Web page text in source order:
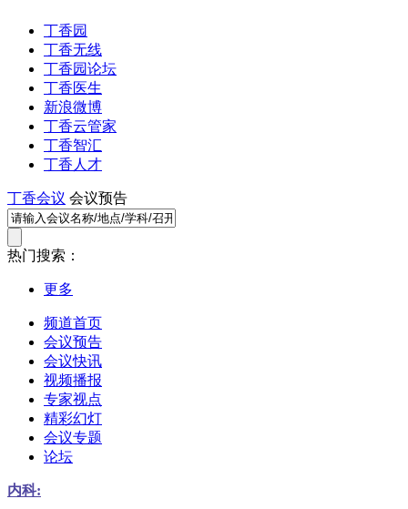
丁香园
丁香无线
丁香园论坛
丁香医生
新浪微博
丁香云管家
丁香智汇
丁香人才
丁香会议 会议预告
热门搜索：
更多
频道首页
会议预告
会议快讯
视频播报
专家视点
精彩幻灯
会议专题
论坛
内科: